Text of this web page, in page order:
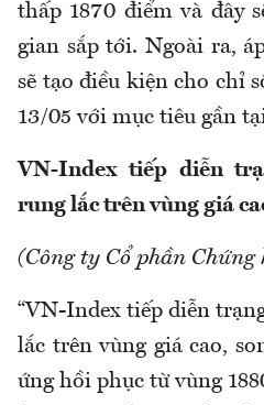
thấp 1870 điểm và đây
gian sắp tới. Ngoài ra,
sẽ tạo điều kiện cho chỉ
13/05 với mục tiêu gần
VN-Index tiếp diễn
rung lắc trên vùng giá
(Công ty Cổ phần Chứng
“VN-Index tiếp diễn
lắc trên vùng giá cao,
ứng hồi phục từ vùng